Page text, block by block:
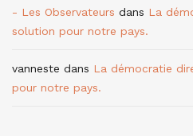
- Les Observateurs dans La
solution pour notre pays.
vanneste dans La démocratie
pour notre pays.